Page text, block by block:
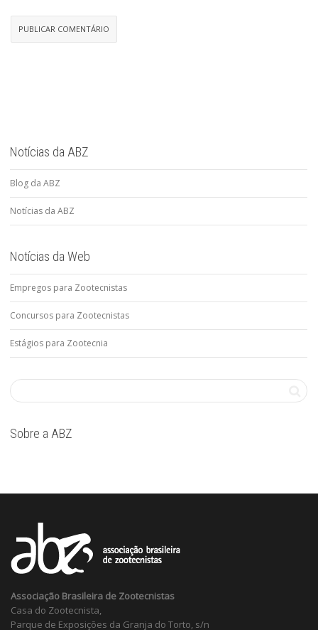
Notícias da ABZ
Blog da ABZ
Notícias da ABZ
Notícias da Web
Empregos para Zootecnistas
Concursos para Zootecnistas
Estágios para Zootecnia
Sobre a ABZ
Associação Brasileira de Zootecnistas
Casa do Zootecnista,
Parque de Exposições da Granja do Torto, s/n